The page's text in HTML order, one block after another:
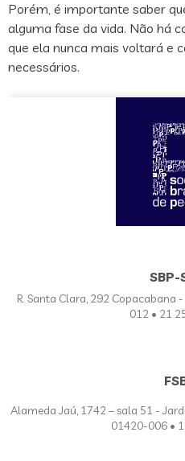
Porém, é importante saber
alguma fase da vida. Não há
que ela nunca mais voltará e
necessários.
SBP-
R. Santa Clara, 292 Copacabana
012 • 21
Alameda Jaú, 1742 – sala 51 -
01420-006 •